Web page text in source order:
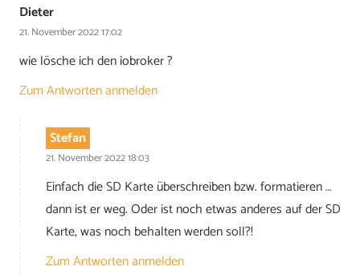
Dieter
21. November 2022 17:02
wie lösche ich den iobroker ?
Zum Antworten anmelden
Stefan
21. November 2022 18:03
Einfach die SD Karte überschreiben bzw. formatieren …
dann ist er weg. Oder ist noch etwas anderes auf der SD
Karte, was noch behalten werden soll?!
Zum Antworten anmelden